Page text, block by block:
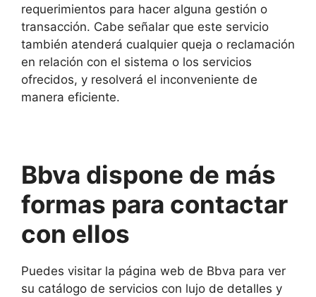
requerimientos para hacer alguna gestión o
transacción. Cabe señalar que este servicio
también atenderá cualquier queja o reclamación
en relación con el sistema o los servicios
ofrecidos, y resolverá el inconveniente de
manera eficiente.
Bbva dispone de más
formas para contactar
con ellos
Puedes visitar la página web de Bbva para ver
su catálogo de servicios con lujo de detalles y